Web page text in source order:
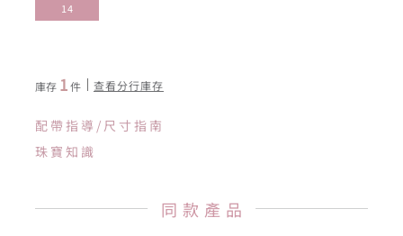
14
庫存 1件 查看分行庫存
配帶指導/尺寸指南
珠寶知識
同款產品